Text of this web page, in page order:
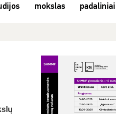
mokslas padaliniai